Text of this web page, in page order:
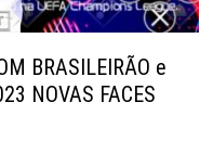
BRASILEIRÃO e
NOVAS FACES